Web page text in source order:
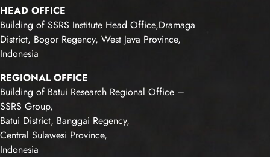
HEAD OFFICE
Building of SSRS Institute Head Office,Dramaga
District, Bogor Regency, West Java Province,
Indonesia
REGIONAL OFFICE
Building of Batui Research Regional Office –
SSRS Group,
Batui District, Banggai Regency,
Central Sulawesi Province,
Indonesia